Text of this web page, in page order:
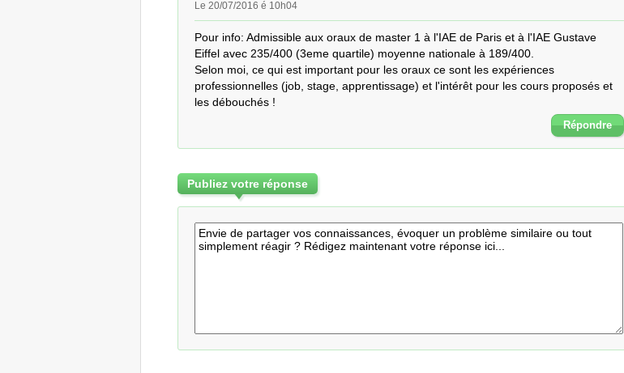
Le 20/07/2016 é 10h04
Pour info: Admissible aux oraux de master 1 à l'IAE de Paris et à l'IAE Gustave
Eiffel avec 235/400 (3eme quartile) moyenne nationale à 189/400.
Selon moi, ce qui est important pour les oraux ce sont les expériences
professionnelles (job, stage, apprentissage) et l'intérêt pour les cours proposés et
les débouchés !
Répondre
Publiez votre réponse